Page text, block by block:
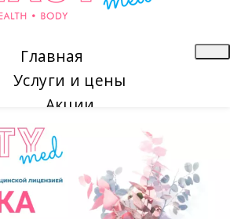
Главная
Услуги и цены
Акции
Мастера
О салоне
Отзывы
Контакты